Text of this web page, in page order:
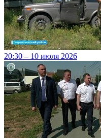
20:30 – 10 июля 2026